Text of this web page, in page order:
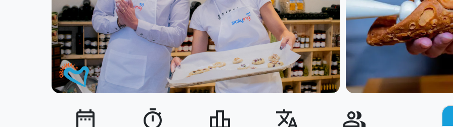
date_range timer leaderboard translate people_alt